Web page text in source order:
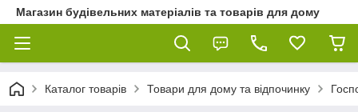
Магазин будівельних матеріалів та товарів для дому
Каталог товарів Товари для дому та відпочинку